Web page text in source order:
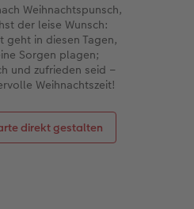
Weihnachtspunsch,
der leise Wunsch:
geht in diesen Tagen,
Sorgen plagen;
und zufrieden seid –
Weihnachtszeit!
direkt gestalten